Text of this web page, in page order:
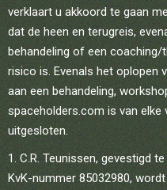
verklaart u akkoord te gaan
dat de heen en terugreis,
behandeling of een
risico is. Evenals het oplopen
aan een behandeling,
spaceholders.com is van elke
uitgesloten.
C.R. Teunissen, gevestigd
KvK-nummer 85032980,